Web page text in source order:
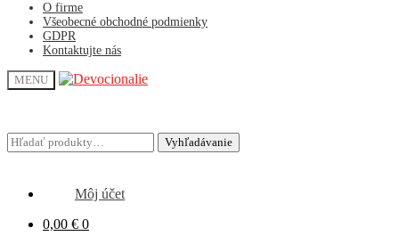
O firme
Všeobecné obchodné podmienky
GDPR
Kontaktujte nás
MENU
Hľadať: Vyhľadávanie
Môj účet
0,00 € 0
Hľadať: Vyhľadávanie